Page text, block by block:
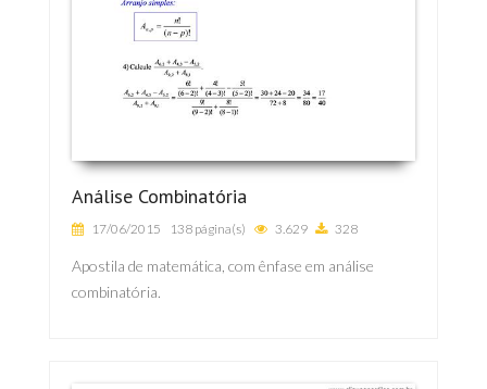
Análise Combinatória
17/06/2015 138 página(s) 3.629 328
Apostila de matemática, com ênfase em análise
combinatória.